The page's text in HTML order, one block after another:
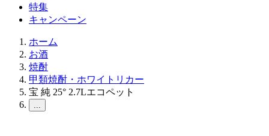
特集
キャンペーン
ホーム
お酒
焼酎
甲類焼酎・ホワイトリカー
宝 純 25° 2.7Lエコペット
...